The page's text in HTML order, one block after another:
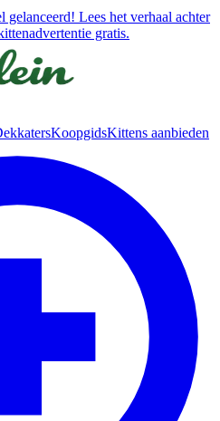
Lees het verhaal achter
gratis.
KoopgidsKittens aanbieden